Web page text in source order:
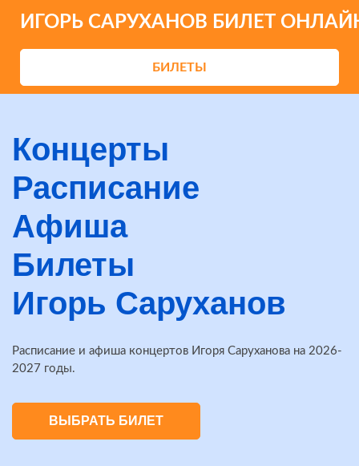
ИГОРЬ САРУХАНОВ БИЛЕТ
БИЛЕТЫ
Концерты
Расписание
Афиша
Билеты
Игорь Саруханов
Расписание и афиша концертов Игоря Саруханова на 2026-
2027 годы.
ВЫБРАТЬ БИЛЕТ